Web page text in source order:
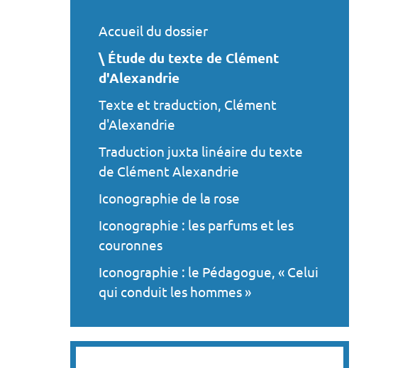
Accueil du dossier
Étude du texte de Clément
d'Alexandrie
Texte et traduction, Clément
d'Alexandrie
Traduction juxta linéaire du texte
de Clément Alexandrie
Iconographie de la rose
Iconographie : les parfums et les
couronnes
Iconographie : le Pédagogue, « Celui
qui conduit les hommes »